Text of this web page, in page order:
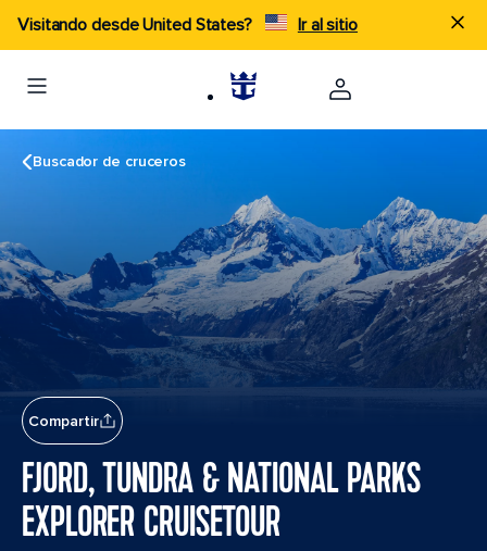
Visitando desde United States? Ir al sitio
Buscador de cruceros
Compartir
FJORD, TUNDRA & NATIONAL PARKS
EXPLORER CRUISETOUR